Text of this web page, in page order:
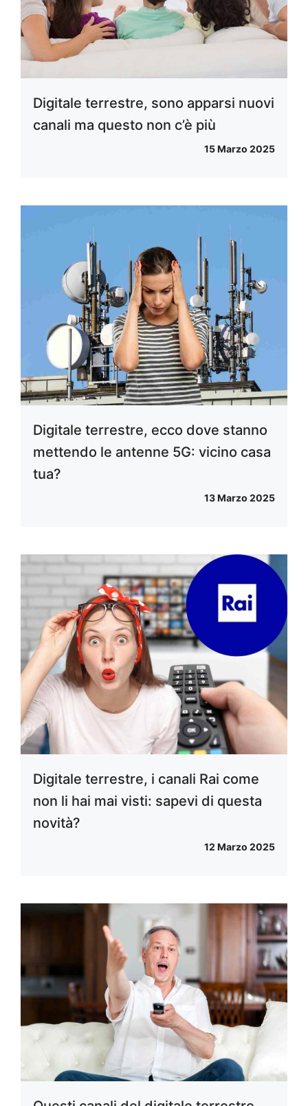
Digitale terrestre, sono apparsi nuovi
canali ma questo non c’è più
15 Marzo 2025
Digitale terrestre, ecco dove stanno
mettendo le antenne 5G: vicino casa
tua?
13 Marzo 2025
Digitale terrestre, i canali Rai come
non li hai mai visti: sapevi di questa
novità?
12 Marzo 2025